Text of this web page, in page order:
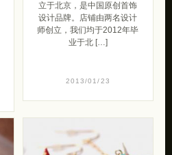
立于北京，是中国原创首饰
设计品牌。店铺由两名设计
师创立，我们均于2012年毕
业于北 […]
2013/01/23